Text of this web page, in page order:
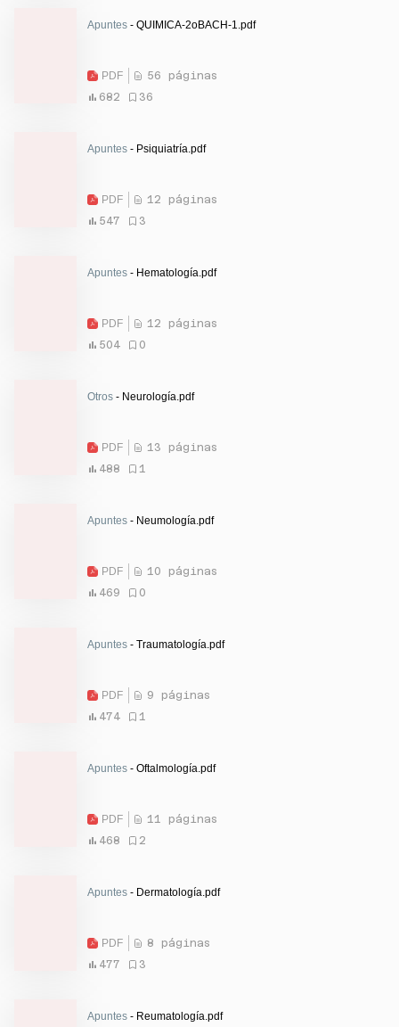
Apuntes - QUIMICA-2oBACH-1.pdf
PDF
56 páginas
682
36
Apuntes - Psiquiatría.pdf
PDF
12 páginas
547
3
Apuntes - Hematología.pdf
PDF
12 páginas
504
0
Otros - Neurología.pdf
PDF
13 páginas
488
1
Apuntes - Neumología.pdf
PDF
10 páginas
469
0
Apuntes - Traumatología.pdf
PDF
9 páginas
474
1
Apuntes - Oftalmología.pdf
PDF
11 páginas
468
2
Apuntes - Dermatología.pdf
PDF
8 páginas
477
3
Apuntes - Reumatología.pdf